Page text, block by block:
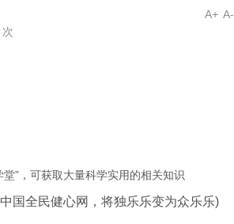
A-
A+
”，可获取大量科学实用的相关知识
国全民健心网，将独乐乐变为众乐乐)